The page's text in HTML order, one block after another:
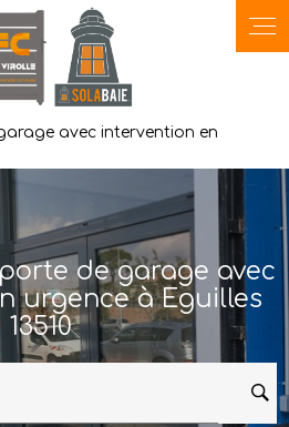
avec intervention en
de garage avec
urgence à Eguilles
13510